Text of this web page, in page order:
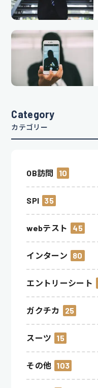
Category
カテゴリー
OB訪問 10
SPI 35
webテスト 45
インターン 80
エントリーシート
ガクチカ 25
スーツ 15
その他 103